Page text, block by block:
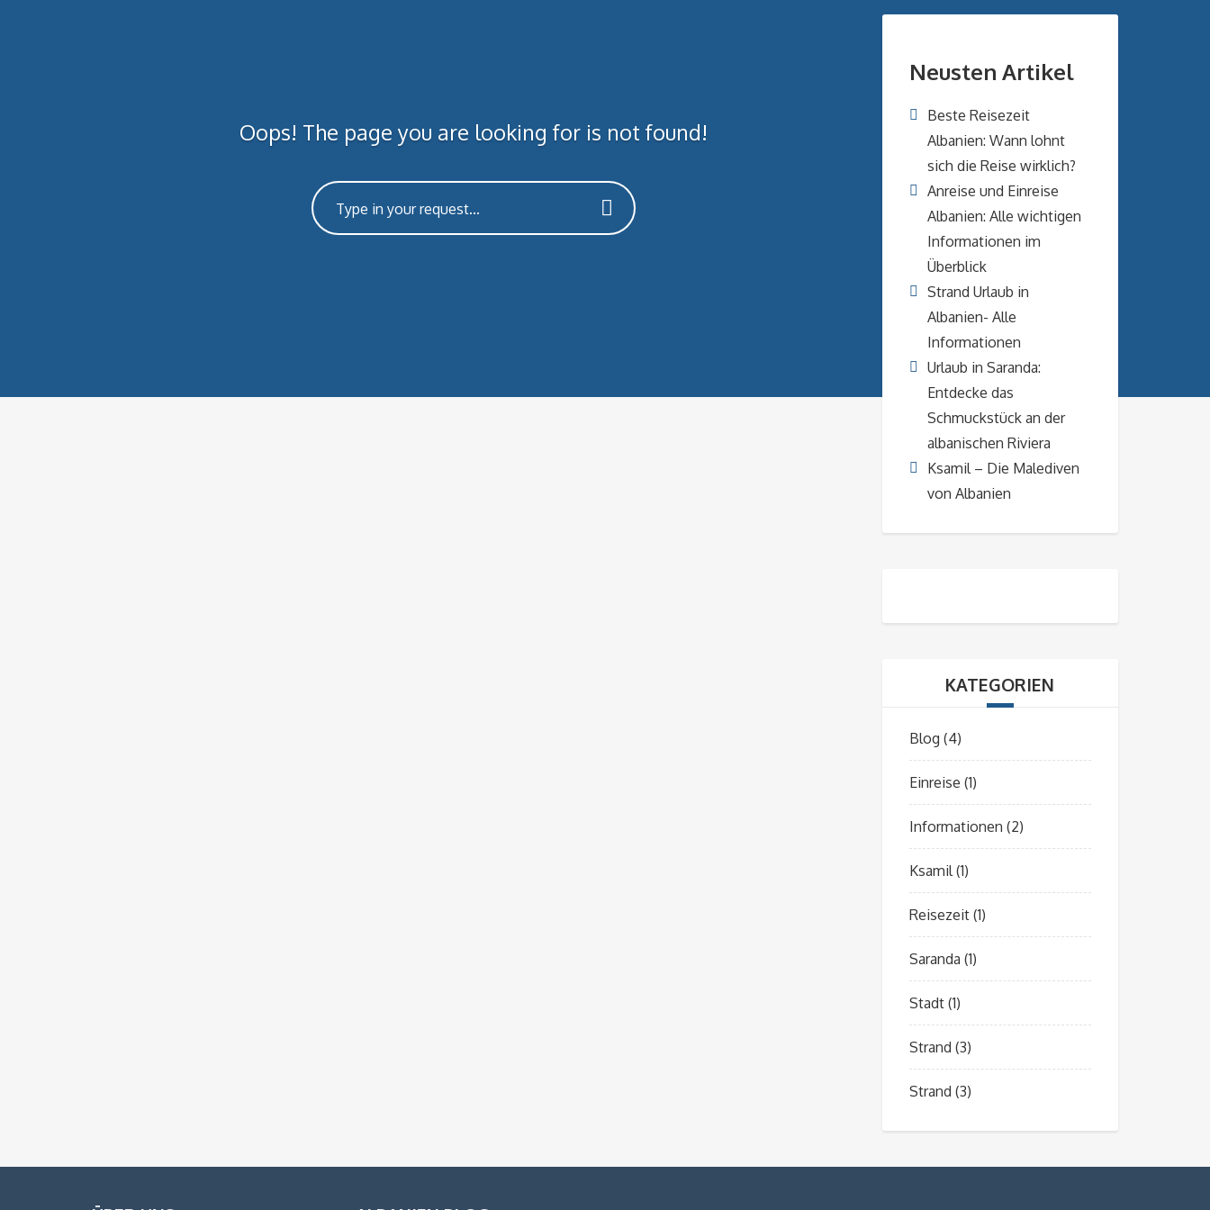
Oops! The page you are looking for is not found!
Neusten Artikel
Beste Reisezeit
Albanien: Wann lohnt
sich die Reise wirklich?
Anreise und Einreise
Albanien: Alle wichtigen
Informationen im
Überblick
Strand Urlaub in
Albanien- Alle
Informationen
Urlaub in Saranda:
Entdecke das
Schmuckstück an der
albanischen Riviera
Ksamil – Die Malediven
von Albanien
KATEGORIEN
Blog (4)
Einreise (1)
Informationen (2)
Ksamil(1)
Reisezeit(1)
Saranda (1)
Stadt(1)
Strand (3)
Strand (3)